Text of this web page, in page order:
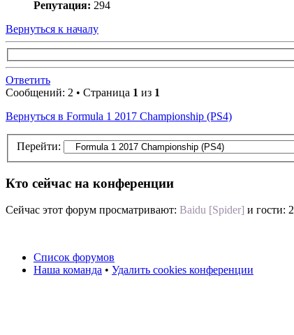
Репутация: 294
Вернуться к началу
Ответить
Сообщений: 2 • Страница 1 из 1
Вернуться в Formula 1 2017 Championship (PS4)
Перейти:
Кто сейчас на конференции
Сейчас этот форум просматривают: Baidu [Spider] и гости: 2
Список форумов
Наша команда • Удалить cookies конференции